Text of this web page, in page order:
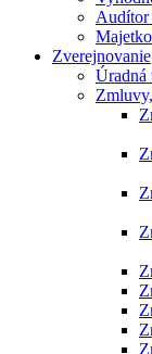
Audítor
Zverejnovanie
Úradná